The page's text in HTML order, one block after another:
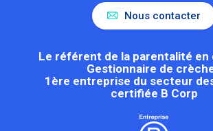
Nous contacter
Le référent de la parentalité
Gestionnaire de
1ère entreprise du secteur
certifiée B Corp